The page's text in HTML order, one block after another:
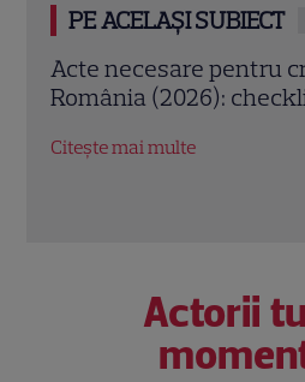
PE ACELAȘI SUBIECT
Carport auto sau garaj
să alegi varianta care ți
Citește mai multe
Actorii